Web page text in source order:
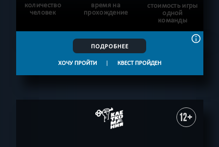
количество
человек
время на
прохождение
стоимость игры
одной
команды
ПОДРОБНЕЕ
ХОЧУ ПРОЙТИ | КВЕСТ ПРОЙДЕН
12+